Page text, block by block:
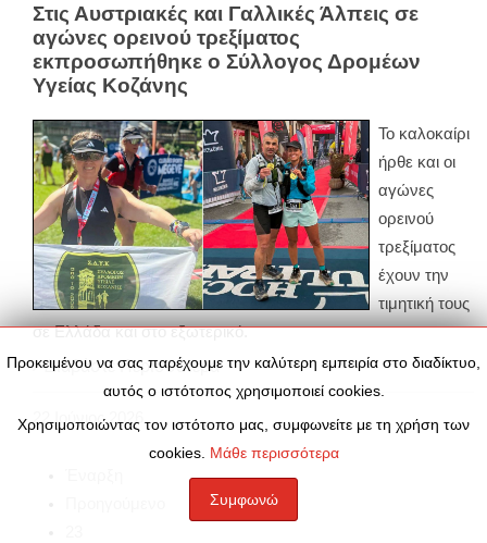
Στις Αυστριακές και Γαλλικές Άλπεις σε
αγώνες ορεινού τρεξίματος
εκπροσωπήθηκε ο Σύλλογος Δρομέων
Υγείας Κοζάνης
Το καλοκαίρι
ήρθε και οι
αγώνες
ορεινού
τρεξίματος
έχουν την
τιμητική τους
σε Ελλάδα και στο εξωτερικό.
Διαβάστε Περισσότερα
Ιούνιος
Προκειμένου να σας παρέχουμε την καλύτερη εμπειρία στο διαδίκτυο,
αυτός ο ιστότοπος χρησιμοποιεί cookies.
Χρησιμοποιώντας τον ιστότοπο μας, συμφωνείτε με τη χρήση των
cookies. Μάθε περισσότερα
Συμφωνώ